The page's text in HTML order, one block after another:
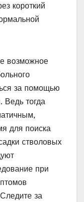
короткий
возможное
за помощью
Ведь тогда
для поиска
стволовых
при
за